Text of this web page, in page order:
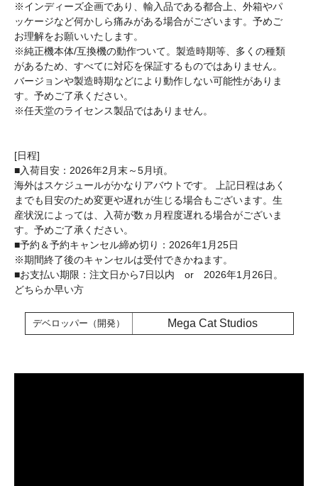
※インディーズ企画であり、輸入品である都合上、外箱やパ
ッケージなど何かしら痛みがある場合がございます。予めご
お理解をお願いいたします。
※純正機本体/互換機の動作ついて。製造時期等、多くの種類
があるため、すべてに対応を保証するものではありません。
バージョンや製造時期などにより動作しない可能性がありま
す。予めご了承ください。
※任天堂のライセンス製品ではありません。
[日程]
■入荷目安：2026年2月末～5月頃。
海外はスケジュールがかなりアバウトです。 上記日程はあく
までも目安のため変更や遅れが生じる場合もございます。生
産状況によっては、入荷が数ヵ月程度遅れる場合がございま
す。予めご了承ください。
■予約＆予約キャンセル締め切り：2026年1月25日
※期間終了後のキャンセルは受付できかねます。
■お支払い期限：注文日から7日以内 or 2026年1月26日。
どちらか早い方
デベロッパー（開発） Mega Cat Studios